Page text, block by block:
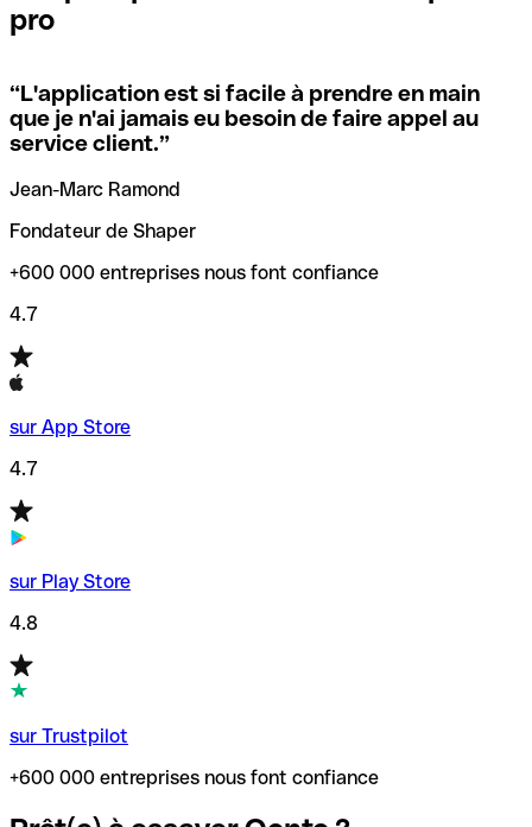
locales.
Si vous n'êtes pas sûr du code SWIFT que vous devriez
utiliser, nous avons développé un outil de recherche de
codes SWIFT par nom de banque.
vérification/recherche de codes SWIFT. Ainsi, vous pouvez
trouver et vérifier vos codes SWIFT avant de réaliser vos
transferts d’argent.
pro
“L'application est si facile à prendre en main
que je n'ai jamais eu besoin de faire appel au
service client.”
Jean-Marc Ramond
Fondateur de Shaper
+600 000 entreprises nous font confiance
4.7
sur App Store
4.7
sur Play Store
4.8
sur Trustpilot
+600 000 entreprises nous font confiance